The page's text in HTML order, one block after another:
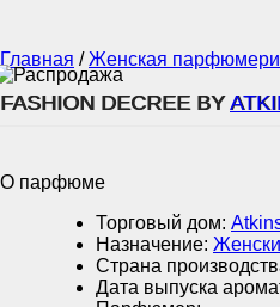
Главная /Женская
FASHION DECREE BY
О парфюме
Торговый дом:
Назначение:
Страна
Дата выпуска